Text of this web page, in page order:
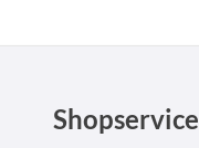
Shopservice